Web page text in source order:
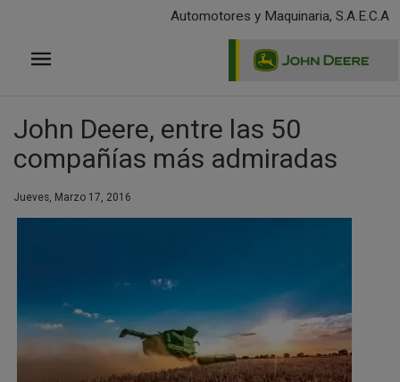
principal
Automotores y Maquinaria, S.A.E.C.A
John Deere, entre las 50
compañías más admiradas
Jueves, Marzo 17, 2016